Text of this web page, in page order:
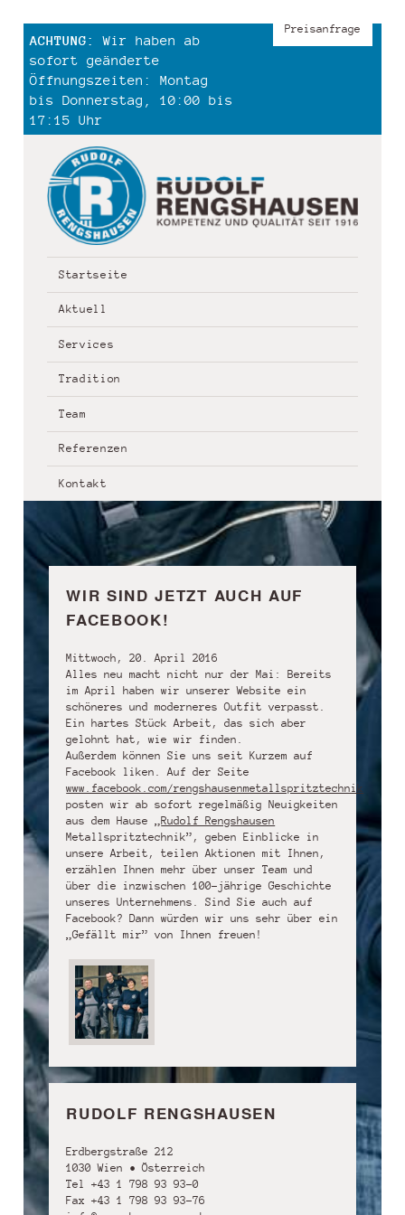
ACHTUNG:
Wir haben ab
sofort geänderte
Öffnungszeiten: Montag
bis Donnerstag, 10:00 bis
17:15 Uhr
Preisanfrage
Startseite
Aktuell
Services
Tradition
Team
Referenzen
Kontakt
WIR SIND JETZT AUCH AUF
FACEBOOK!
Mittwoch, 20. April 2016
Alles neu macht nicht nur der Mai: Bereits
im April haben wir unserer Website ein
schöneres und moderneres Outfit verpasst.
Ein hartes Stück Arbeit, das sich aber
gelohnt hat, wie wir finden.
Außerdem können Sie uns seit Kurzem auf
Facebook liken. Auf der Seite
www.facebook.com/rengshausenmetallspritztechnik
posten wir ab sofort regelmäßig Neuigkeiten
aus dem Hause „Rudolf Rengshausen
Metallspritztechnik”, geben Einblicke in
unsere Arbeit, teilen Aktionen mit Ihnen,
erzählen Ihnen mehr über unser Team und
über die inzwischen 100-jährige Geschichte
unseres Unternehmens. Sind Sie auch auf
Facebook? Dann würden wir uns sehr über ein
„Gefällt mir” von Ihnen freuen!
RUDOLF RENGSHAUSEN
Erdbergstraße 212
1030 Wien • Österreich
Tel +43 1 798 93 93-0
Fax +43 1 798 93 93-76